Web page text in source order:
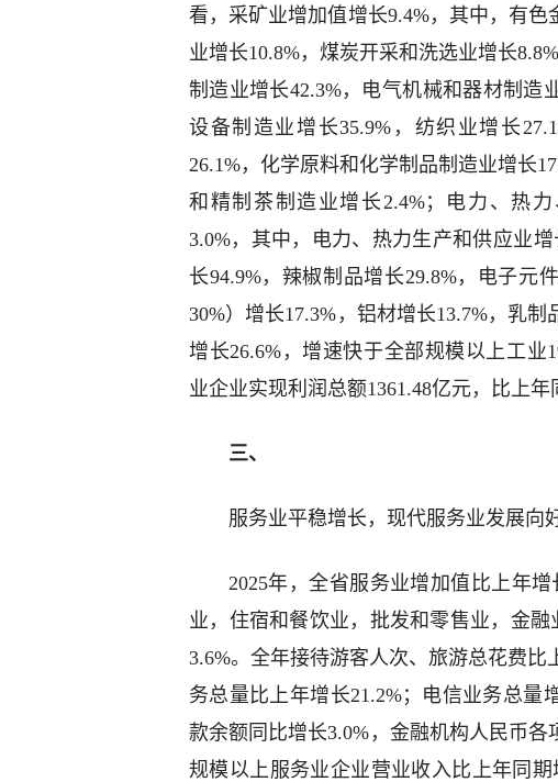
看，采矿业增加值增长9.4%，其中，有
业增长10.8%，煤炭开采和洗选业增长
制造业增长42.3%，电气机械和器材制造
设备制造业增长35.9%，纺织业增长
26.1%，化学原料和化学制品制造业增长
和精制茶制造业增长2.4%；电力、热
3.0%，其中，电力、热力生产和供应业
长94.9%，辣椒制品增长29.8%，电子元
30%）增长17.3%，铝材增长13.7%，乳
增长26.6%，增速快于全部规模以上工
业企业实现利润总额1361.48亿元，比上年
三、
服务业平稳增长，现代服务业发展向
2025年，全省服务业增加值比上年
业，住宿和餐饮业，批发和零售业，金融
3.6%。全年接待游客人次、旅游总花费比
务总量比上年增长21.2%；电信业务总量
款余额同比增长3.0%，金融机构人民币各
规模以上服务业企业营业收入比上年同